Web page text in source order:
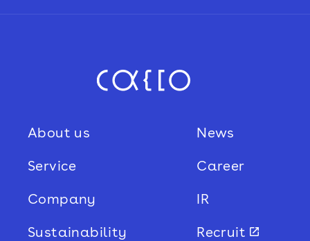
About us
Service
Company
Sustainability
News
Career
IR
Recruit